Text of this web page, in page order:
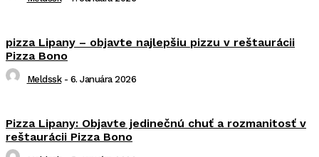
pizza Lipany – objavte najlepšiu pizzu v reštaurácii
Pizza Bono
Meldssk - 6. Januára 2026
Pizza Lipany: Objavte jedinečnú chuť a rozmanitosť v
reštaurácii Pizza Bono